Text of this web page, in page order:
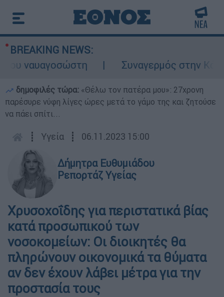
BREAKING NEWS:
ναυαγοσώστη
Συναγερμός στην
δημοφιλές τώρα: «Θέλω τον πατέρα μου»: 27χρονη
παρέσυρε νύφη λίγες ώρες μετά το γάμο της και ζητούσε
να πάει σπίτι...
┋ Υγεία ┋ 06.11.2023 15:00
Δήμητρα Ευθυμιάδου
Ρεπορτάζ Υγείας
Χρυσοχοΐδης για περιστατικά βίας
κατά προσωπικού των
νοσοκομείων: Οι διοικητές θα
πληρώνουν οικονομικά τα θύματα
αν δεν έχουν λάβει μέτρα για την
προστασία τους